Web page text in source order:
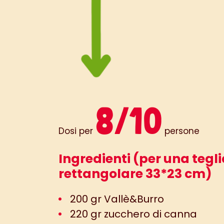
Dosi per 8/10 persone
Ingredienti (per una
rettangolare 33*23 cm)
200 gr Vallè&Burro
220 gr zucchero di canna